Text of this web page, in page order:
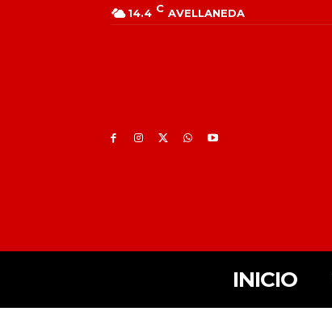
14.4 C AVELLANEDA
INICIO